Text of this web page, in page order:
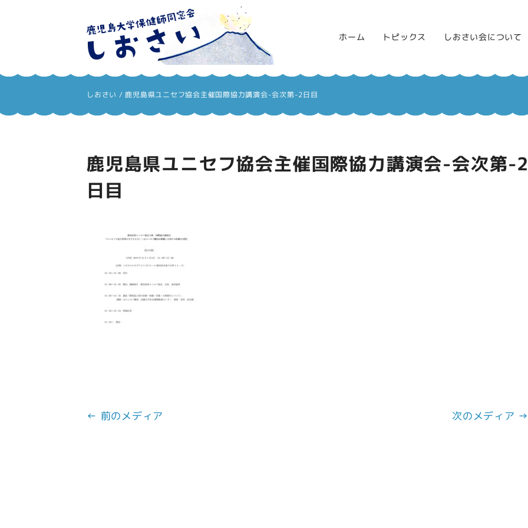
しおさい
ホーム トピックス しおさい会について
しおさい /鹿児島県ユニセフ協会主催国際協力講演会-会次第-2日目
鹿児島県ユニセフ協会主催国際協力講演会-会次第-2
日目
← 前のメディア 次のメディア →